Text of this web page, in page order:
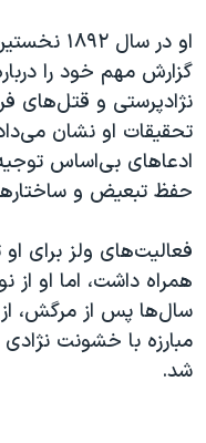
او در سال ۱۸۹۲
گزارش مهم خود را
نژادپرستی و قتل‌های
تحقیقات او نشان
ادعاهای بی‌اساس
حفظ تبعیض و
فعالیت‌های ولز برای
همراه داشت، اما او
سال‌ها پس از مرگش، از
مبارزه با خشونت نژادی
شد.